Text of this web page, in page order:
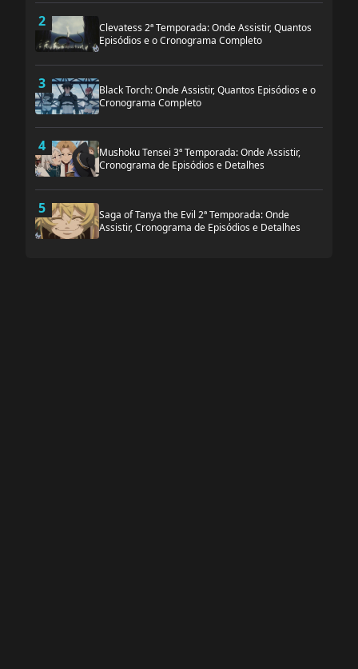
2
Clevatess 2ª Temporada: Onde Assistir, Quantos
Episódios e o Cronograma Completo
3
Black Torch: Onde Assistir, Quantos Episódios e o
Cronograma Completo
4
Mushoku Tensei 3ª Temporada: Onde Assistir,
Cronograma de Episódios e Detalhes
5
Saga of Tanya the Evil 2ª Temporada: Onde
Assistir, Cronograma de Episódios e Detalhes